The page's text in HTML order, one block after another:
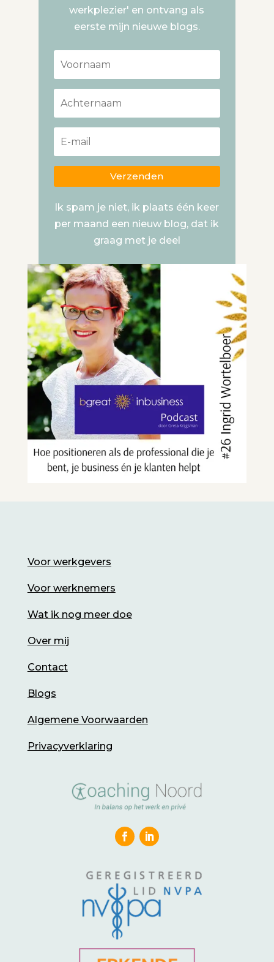
werkplezier' en ontvang als
eerste mijn nieuwe blogs.
Verzenden
Ik spam je niet, ik plaats één keer
per maand een nieuw blog, dat ik
graag met je deel
Voor werkgevers
Voor werknemers
Wat ik nog meer doe
Over mij
Contact
Blogs
Algemene Voorwaarden
Privacyverklaring